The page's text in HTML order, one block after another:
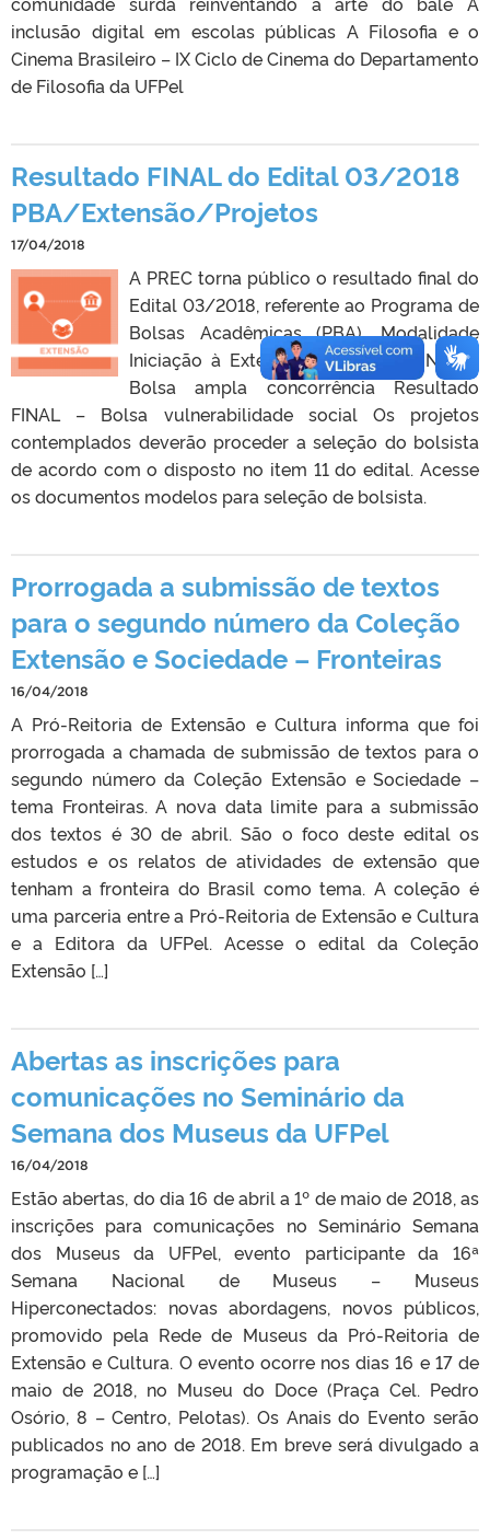
inclusão digital em escolas públicas A Filosofia e o
Cinema Brasileiro – IX Ciclo de Cinema do Departamento
de Filosofia da UFPel
Resultado FINAL do Edital 03/2018
PBA/Extensão/Projetos
17/04/2018
A PREC torna público o resultado final do
Edital 03/2018, referente ao Programa de
Bolsas Acadêmicas (PBA), Modalidade
Iniciação à Extensão. Resultado FINAL –
Bolsa ampla concorrência Resultado
FINAL – Bolsa vulnerabilidade social Os projetos
contemplados deverão proceder a seleção do bolsista
de acordo com o disposto no item 11 do edital. Acesse
os documentos modelos para seleção de bolsista.
Prorrogada a submissão de textos
para o segundo número da Coleção
Extensão e Sociedade – Fronteiras
16/04/2018
A Pró-Reitoria de Extensão e Cultura informa que foi
prorrogada a chamada de submissão de textos para o
segundo número da Coleção Extensão e Sociedade –
tema Fronteiras. A nova data limite para a submissão
dos textos é 30 de abril. São o foco deste edital os
estudos e os relatos de atividades de extensão que
tenham a fronteira do Brasil como tema. A coleção é
uma parceria entre a Pró-Reitoria de Extensão e Cultura
e a Editora da UFPel. Acesse o edital da Coleção
Extensão […]
Abertas as inscrições para
comunicações no Seminário da
Semana dos Museus da UFPel
16/04/2018
Estão abertas, do dia 16 de abril a 1º de maio de 2018, as
inscrições para comunicações no Seminário Semana
dos Museus da UFPel, evento participante da 16ª
Semana Nacional de Museus – Museus
Hiperconectados: novas abordagens, novos públicos,
promovido pela Rede de Museus da Pró-Reitoria de
Extensão e Cultura. O evento ocorre nos dias 16 e 17 de
maio de 2018, no Museu do Doce (Praça Cel. Pedro
Osório, 8 – Centro, Pelotas). Os Anais do Evento serão
publicados no ano de 2018. Em breve será divulgado a
programação e […]